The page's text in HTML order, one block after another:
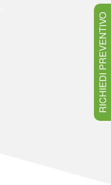
RICHIEDI PREVENTIVO